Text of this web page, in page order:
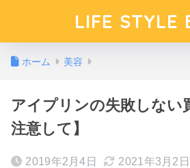
LIFE STYLE
ホーム 美容
アイプリンの失敗しない
注意して】
2019年2月4日 2021年3月2日